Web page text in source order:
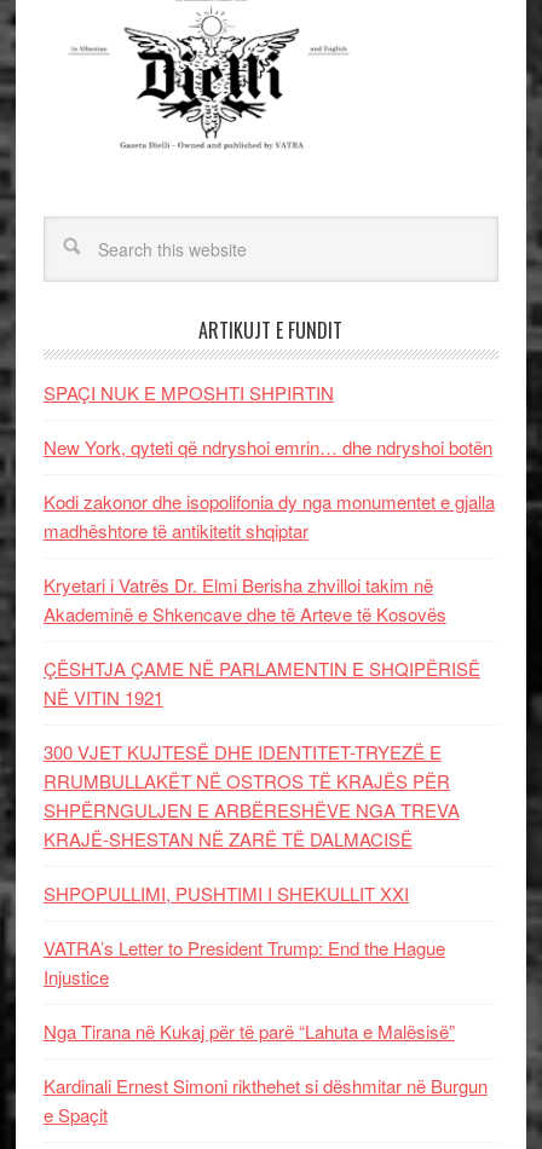
ARTIKUJT E FUNDIT
SPAÇI NUK E MPOSHTI SHPIRTIN
New York, qyteti që ndryshoi emrin… dhe ndryshoi botën
Kodi zakonor dhe isopolifonia dy nga monumentet e gjalla
madhështore të antikitetit shqiptar
Kryetari i Vatrës Dr. Elmi Berisha zhvilloi takim në
Akademinë e Shkencave dhe të Arteve të Kosovës
ÇËSHTJA ÇAME NË PARLAMENTIN E SHQIPËRISË
NË VITIN 1921
300 VJET KUJTESË DHE IDENTITET-TRYEZË E
RRUMBULLAKËT NË OSTROS TË KRAJËS PËR
SHPËRNGULJEN E ARBËRESHËVE NGA TREVA
KRAJË-SHESTAN NË ZARË TË DALMACISË
SHPOPULLIMI, PUSHTIMI I SHEKULLIT XXI
VATRA’s Letter to President Trump: End the Hague
Injustice
Nga Tirana në Kukaj për të parë “Lahuta e Malësisë”
Kardinali Ernest Simoni rikthehet si dëshmitar në Burgun
e Spaçit